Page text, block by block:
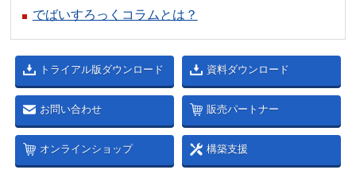
でばいすろっくコラムとは？
トライアル版ダウンロード 資料ダウンロード
お問い合わせ 販売パートナー
オンラインショップ 構築支援